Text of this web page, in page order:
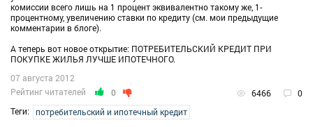
комиссии всего лишь на 1 процент эквивалентно такому же, 1-
процентному, увеличению ставки по кредиту (см. мои предыдущие
комментарии в блоге).
А теперь вот новое открытие: ПОТРЕБИТЕЛЬСКИЙ КРЕДИТ ПРИ
ПОКУПКЕ ЖИЛЬЯ ЛУЧШЕ ИПОТЕЧНОГО.
Рейтинг читателей 0 6466 0
07 августа 2012
Теги: потребительский и ипотечный кредит